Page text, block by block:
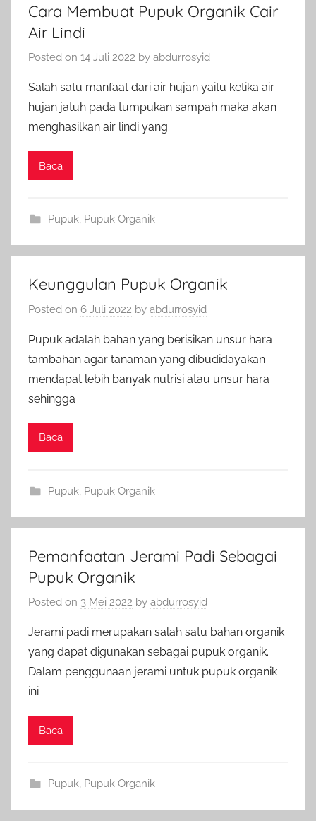
Cara Membuat Pupuk Organik Cair
Air Lindi
Posted on 14 Juli 2022 by abdurrosyid
Salah satu manfaat dari air hujan yaitu ketika air
hujan jatuh pada tumpukan sampah maka akan
menghasilkan air lindi yang
Baca
Pupuk, Pupuk Organik
Keunggulan Pupuk Organik
Posted on 6 Juli 2022 by abdurrosyid
Pupuk adalah bahan yang berisikan unsur hara
tambahan agar tanaman yang dibudidayakan
mendapat lebih banyak nutrisi atau unsur hara
sehingga
Baca
Pupuk, Pupuk Organik
Pemanfaatan Jerami Padi Sebagai
Pupuk Organik
Posted on 3 Mei 2022 by abdurrosyid
Jerami padi merupakan salah satu bahan organik
yang dapat digunakan sebagai pupuk organik.
Dalam penggunaan jerami untuk pupuk organik
ini
Baca
Pupuk, Pupuk Organik